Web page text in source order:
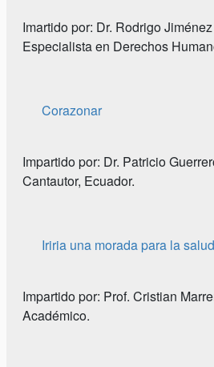
Imartido por: Dr. Rodrigo
Especialista en Derechos
Corazonar
Impartido por: Dr. Patricio
Cantautor, Ecuador.
Iriria una morada para la
Impartido por: Prof. Cristian
Académico.